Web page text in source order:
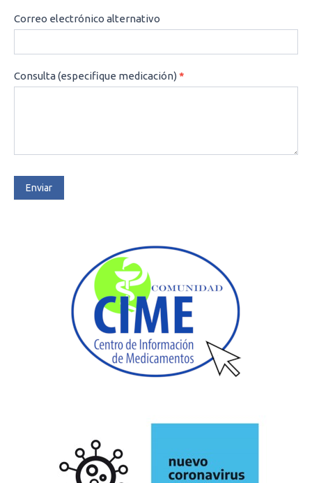
Correo electrónico alternativo
Consulta (especifique medicación)*
Enviar